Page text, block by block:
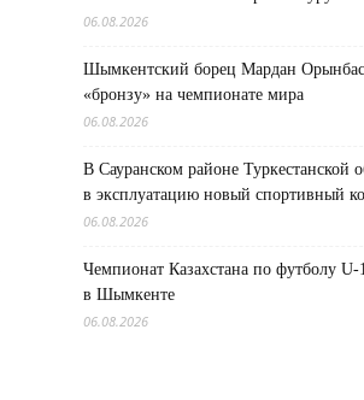
06.08.2026
Шымкентский борец Мардан
«бронзу» на чемпионате мира
06.08.2026
В Сауранском районе Туркестанской
в эксплуатацию новый спортивный
06.08.2026
Чемпионат Казахстана по футболу U-
в Шымкенте
06.08.2026